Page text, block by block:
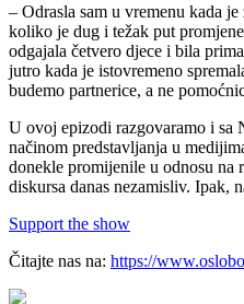
– Odrasla sam u vremenu kada
koliko je dug i težak put
odgajala četvero djece i bila
jutro kada je istovremeno
budemo partnerice, a ne
U ovoj epizodi razgovaramo i sa
načinom predstavljanja u
donekle promijenile u odnosu na
diskursa danas nezamisliv. Ipak,
Support the show
Čitajte nas na: https://